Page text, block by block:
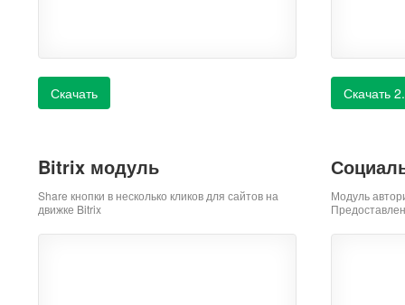
Скачать Скачать
Bitrix модуль
Share кнопки в несколько кликов для сайтов на
движке Bitrix
Модуль